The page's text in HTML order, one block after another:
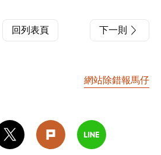
回列表頁 下一則
網站除錯報馬仔